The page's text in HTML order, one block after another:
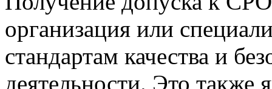
организация или
стандартам качества и
деятельности. Это также